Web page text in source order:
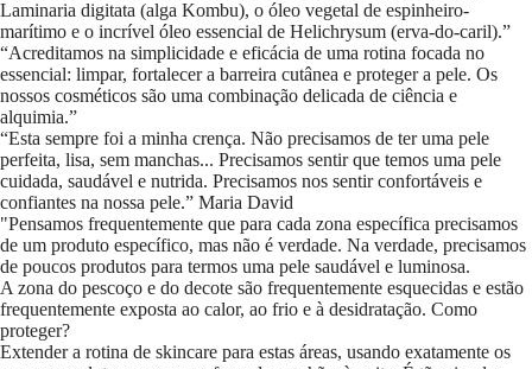
Laminaria digitata (alga Kombu), o óleo vegetal de espinheiro-
marítimo e o incrível óleo essencial de Helichrysum (erva-do-caril).”
“Acreditamos na simplicidade e eficácia de uma rotina focada no
essencial: limpar, fortalecer a barreira cutânea e proteger a pele. Os
nossos cosméticos são uma combinação delicada de ciência e
alquimia.”
“Esta sempre foi a minha crença. Não precisamos de ter uma pele
perfeita, lisa, sem manchas... Precisamos sentir que temos uma pele
cuidada, saudável e nutrida. Precisamos nos sentir confortáveis e
confiantes na nossa pele.” Maria David
"Pensamos frequentemente que para cada zona específica precisamos
de um produto específico, mas não é verdade. Na verdade, precisamos
de poucos produtos para termos uma pele saudável e luminosa.
A zona do pescoço e do decote são frequentemente esquecidas e estão
frequentemente exposta ao calor, ao frio e à desidratação. Como
proteger?
Extender a rotina de skincare para estas áreas, usando exatamente os